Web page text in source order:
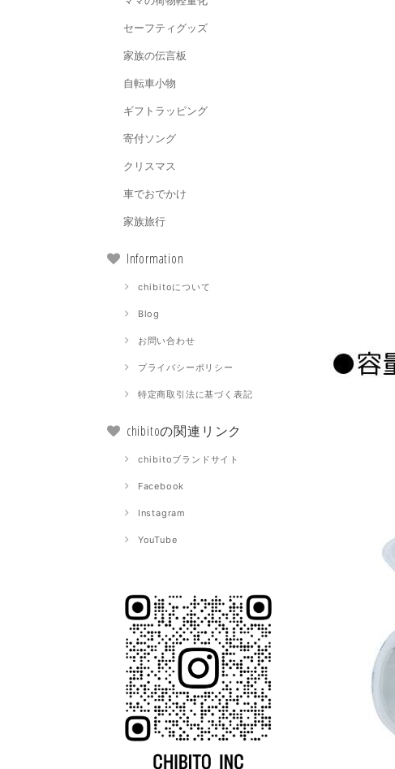
セーフティグッズ
家族の伝言板
自転車小物
ギフトラッピング
寄付ソング
クリスマス
車でおでかけ
家族旅行
Information
chibitoについて
Blog
お問い合わせ
プライバシーポリシー
特定商取引法に基づく表記
chibitoの関連リンク
chibitoブランドサイト
Facebook
Instagram
YouTube